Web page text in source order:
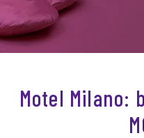
Motel Milano: